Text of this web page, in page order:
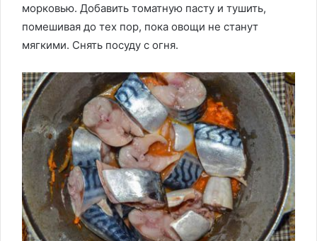
морковью. Добавить томатную пасту и тушить,
помешивая до тех пор, пока овощи не станут
мягкими. Снять посуду с огня.